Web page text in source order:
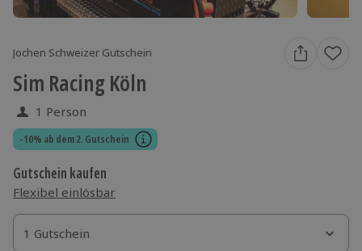
Jochen Schweizer Gutschein
Sim Racing Köln
1 Person
-10% ab dem 2. Gutschein
Gutschein kaufen
Flexibel einlösbar
1 Gutschein
1 Gutschein
1 Gutschein